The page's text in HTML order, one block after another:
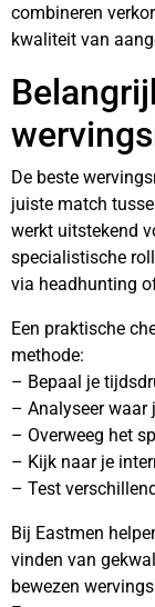
combineren
kwaliteit van
De beste
juiste match
werkt uitstekend
specialistische
via headhunting
Een praktische
methode:
– Bepaal je
– Analyseer waar
– Overweeg het
– Kijk naar je
– Test
Bij Eastmen
vinden van
bewezen